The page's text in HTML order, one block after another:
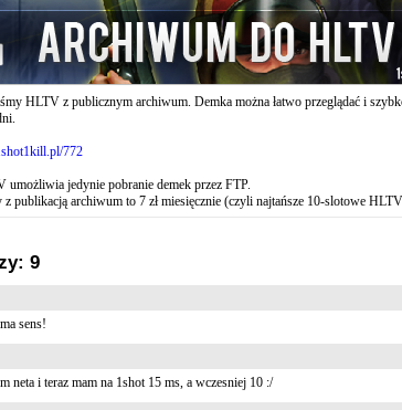
HLTV z publicznym archiwum. Demka można łatwo przeglądać i
772
umożliwia jedynie pobranie demek przez FTP.
publikacją archiwum to 7 zł miesięcznie (czyli najtańsze 10-slotowe
9
sens!
neta i teraz mam na 1shot 15 ms, a wczesniej 10 :/